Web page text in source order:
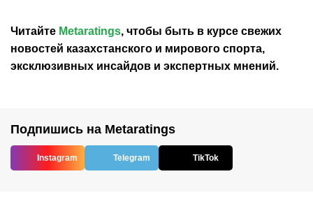
Читайте Metaratings, чтобы быть в курсе свежих
новостей казахстанского и мирового спорта,
эксклюзивных инсайдов и экспертных мнений.
Подпишись на Metaratings
Instagram Telegram TikTok